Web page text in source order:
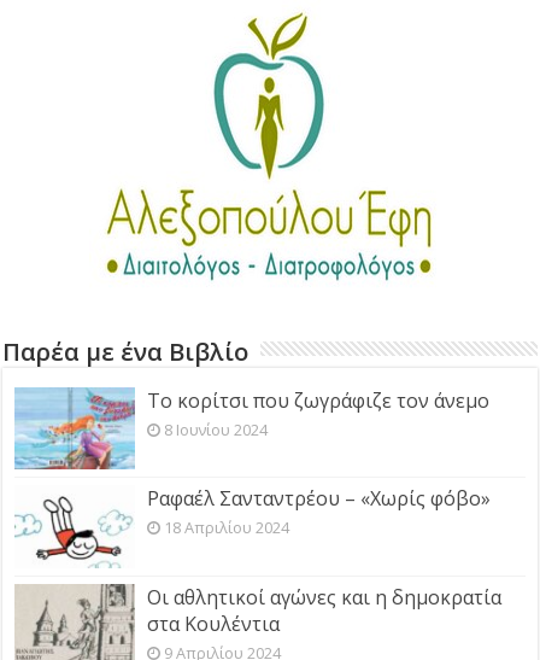
Παρέα με ένα Βιβλίο
Το κορίτσι που ζωγράφιζε τον άνεμο
8 Ιουνίου 2024
Ραφαέλ Σανταντρέου – «Χωρίς φόβο»
18 Απριλίου 2024
Οι αθλητικοί αγώνες και η δημοκρατία
στα Κουλέντια
9 Απριλίου 2024